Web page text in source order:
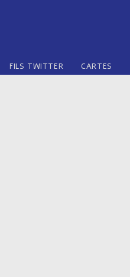
FILS TWITTER CARTES